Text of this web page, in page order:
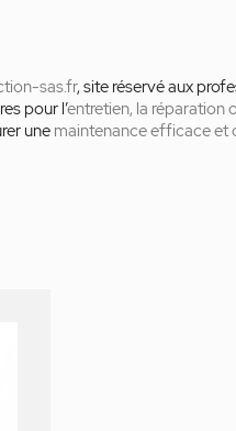
sas.fr, site réservé aux
pour l’entretien, la réparation
une maintenance efficace et